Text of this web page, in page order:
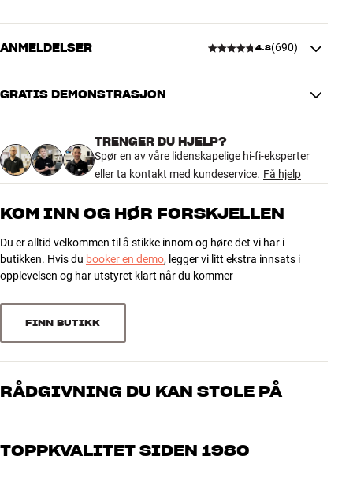
Sonos Arc Ultra starter opp og slukker automatisk ned igjen
sammen med TV, og via HDMI/eARC kan du styre lydstyrken med
din originale TV-fjernkontroll. Trueplay digital romkorreksjon og
stemmestyring med innebyggede mikrofoner setter prikken over i-
en på en suveren brukeropplevelse, som er lysår bedre enn det du
Les mer om de enkelte produktene på våre produktsider, eller kom
innom din nærmeste HiFi Klubben butikk. Vi er alltid klar til å hjelpe
deg.
ANMELDELSER 4.8(690)
4.8
690 anmeldelser
3
2
Sorter
GRATIS DEMONSTRASJON
TRENGER DU HJELP?
Spør en av våre lidenskapelige hi-fi-eksperter
eller ta kontakt med kundeservice. Få hjelp
KOM INN OG HØR FORSKJELLEN
Du er alltid velkommen til å stikke innom og høre det vi har i
butikken. Hvis du booker en demo, legger vi litt ekstra innsats i
opplevelsen og har utstyret klart når du kommer
FINN BUTIKK
RÅDGIVNING DU KAN STOLE PÅ
Våre medarbeidere er ekte entusiaster som kjenner produktene og
Fortell oss hva du drømmer om, så finner vi løsningen som passer
TOPPKVALITET SIDEN 1980